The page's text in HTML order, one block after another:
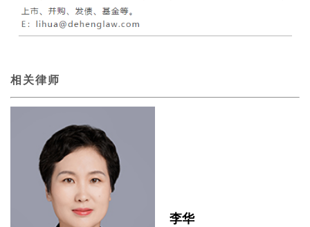
相关律师
李华